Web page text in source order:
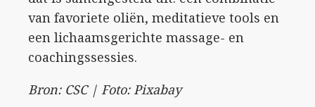
van favoriete oliën, meditatieve tools en
een lichaamsgerichte massage- en
coachingssessies.
Bron: CSC | Foto: Pixabay